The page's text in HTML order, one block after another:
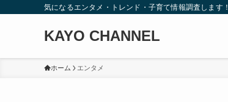
気になるエンタメ・トレンド・子育て情報調査します！
KAYO CHANNEL
ホーム エンタメ